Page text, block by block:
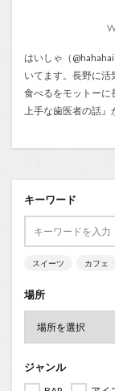
はいしゃ（
いてます。長野に活
食べるをモットーに
上手な歯医者の話 』
キーワード
スイーツ カフェ
場所
ジャンル